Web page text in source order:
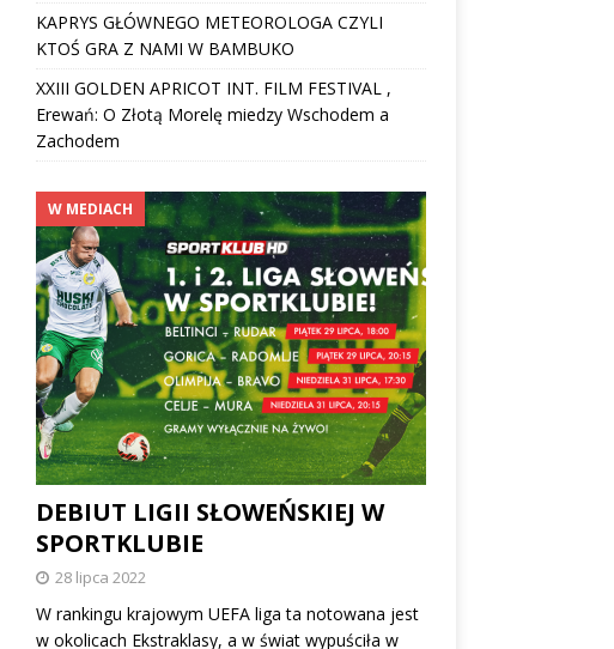
KAPRYS GŁÓWNEGO METEOROLOGA CZYLI
KTOŚ GRA Z NAMI W BAMBUKO
XXIII GOLDEN APRICOT INT. FILM FESTIVAL ,
Erewań: O Złotą Morelę miedzy Wschodem a
Zachodem
W MEDIACH
DEBIUT LIGII SŁOWEŃSKIEJ W
SPORTKLUBIE
28 lipca 2022
W rankingu krajowym UEFA liga ta notowana jest
w okolicach Ekstraklasy, a w świat wypuściła w